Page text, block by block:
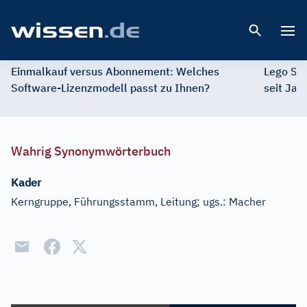
Einmalkauf versus Abonnement: Welches
Software-Lizenzmodell passt zu Ihnen?
Lego
seit
Wahrig Synonymwörterbuch
Kader
Kerngruppe, Führungsstamm, Leitung; ugs.: Macher